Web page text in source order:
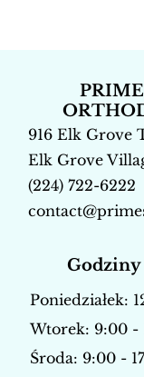
916 Elk Grove
Elk Grove
(224) 722-6222
Poniedziałek:
Wtorek: 9:00 -
Środa: 9:00 -